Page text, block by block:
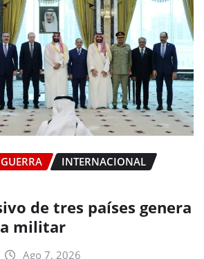
GUERRA
INTERNACIONAL
de tres países genera
militar
Ago 7, 2026